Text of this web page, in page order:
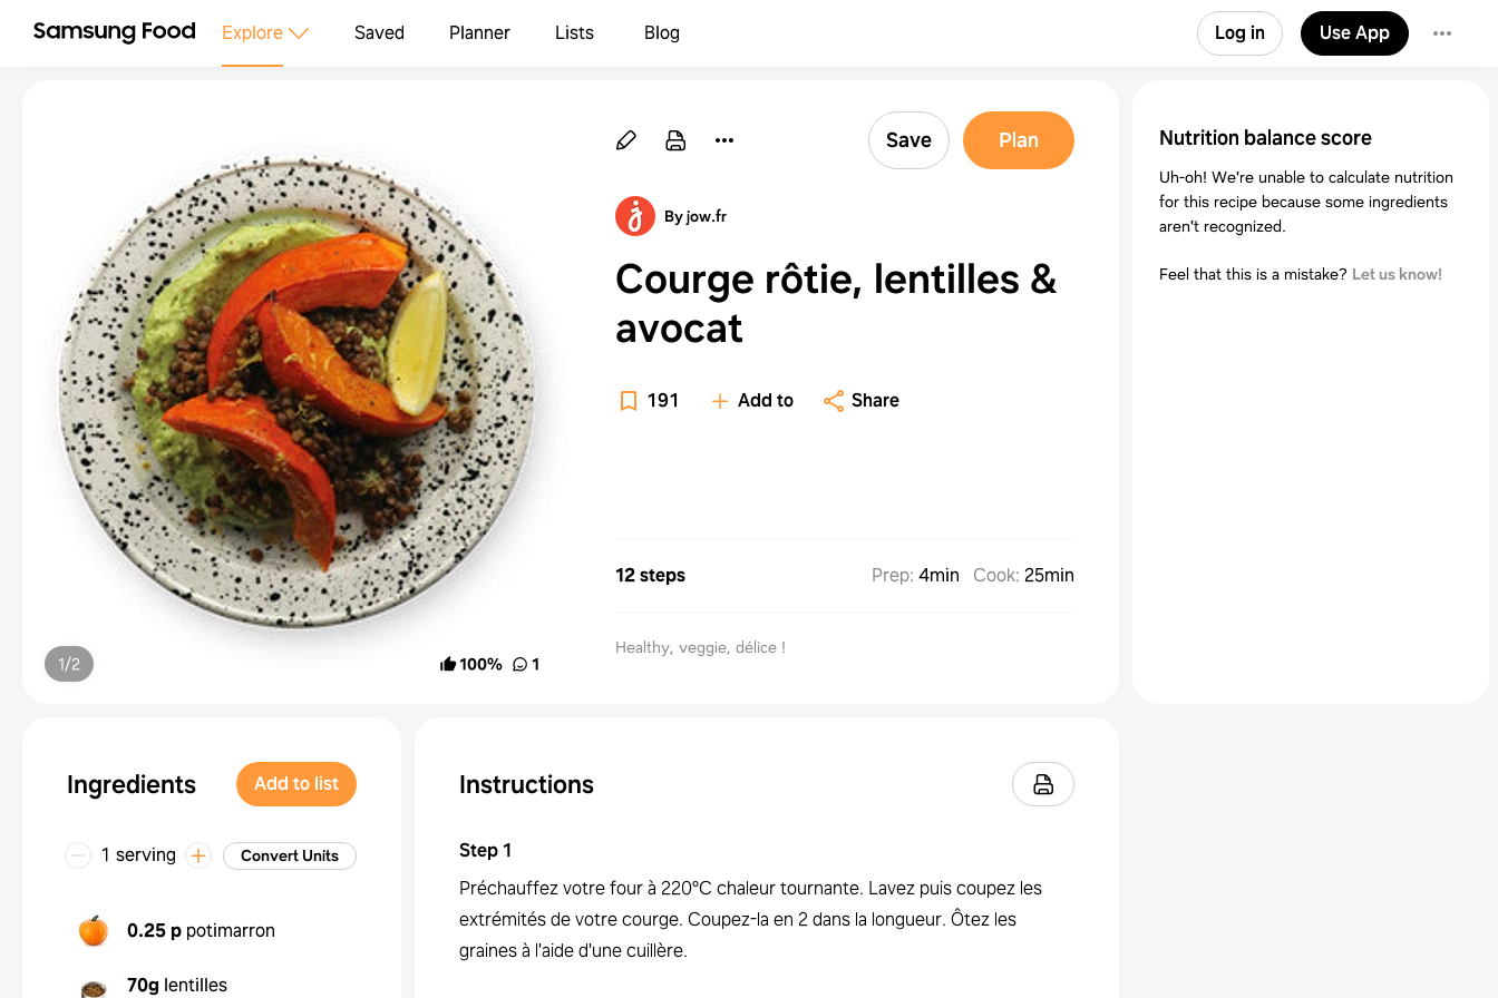
Explore Saved Planner Lists Blog Log in Use App
100% 1
1/2
Save Plan
By jow.fr
Courge rôtie, lentilles &
avocat
191 Add to Share
12 steps Prep: 4min Cook: 25min
Healthy, veggie, délice !
Ingredients Add to list
1 serving Convert Units
0.25 p potimarron
70g lentilles
Instructions
Step1
Préchauffez votre four à 220°C chaleur tournante. Lavez puis coupez les
extrémités de votre courge. Coupez-la en 2 dans la longueur. Ôtez les
graines à l'aide d'une cuillère.
Nutrition balance score
Uh-oh! We're unable to calculate nutrition
for this recipe because some ingredients
aren't recognized.
Feel that this is a mistake? Let us know!